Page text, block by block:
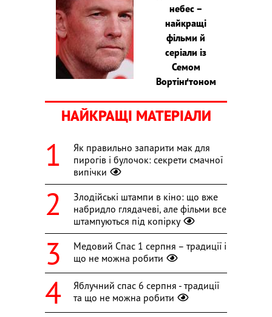
небес –
найкращі
фільми й
серіали із
Семом
Вортінґтоном
НАЙКРАЩІ МАТЕРІАЛИ
Як правильно запарити мак для
пирогів і булочок: секрети смачної
випічки
Злодійські штампи в кіно: що вже
набридло глядачеві, але фільми все
штампуються під копірку
Медовий Спас 1 серпня – традиції і
що не можна робити
Яблучний спас 6 серпня - традиції
та що не можна робити